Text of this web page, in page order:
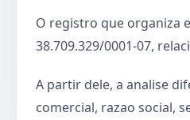
O registro que organiza
38.709.329/0001-07,
A partir dele, a analise
comercial, razao social,